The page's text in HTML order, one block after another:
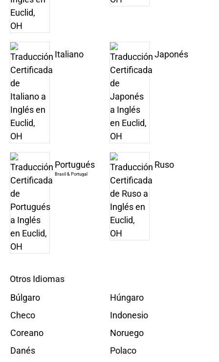
Italiano Japonés
Portugués
Brasil & Portugal
Ruso
Otros Idiomas
Búlgaro
Checo
Coreano
Danés
Húngaro
Indonesio
Noruego
Polaco